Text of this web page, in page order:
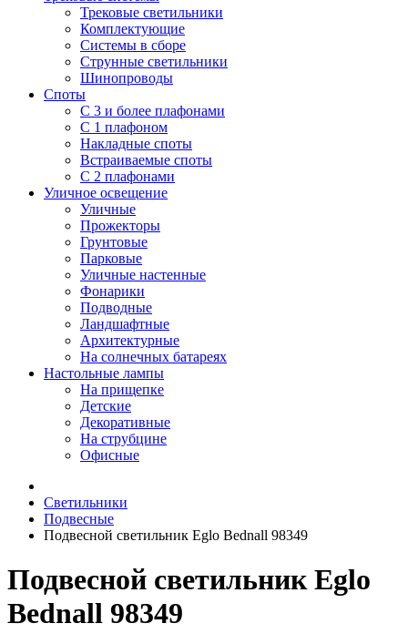
Трековые светильники
Комплектующие
Системы в сборе
Струнные светильники
Шинопроводы
Споты
С 3 и более плафонами
С 1 плафоном
Накладные споты
Встраиваемые споты
С 2 плафонами
Уличное освещение
Уличные
Прожекторы
Грунтовые
Парковые
Уличные настенные
Фонарики
Подводные
Ландшафтные
Архитектурные
На солнечных батареях
Настольные лампы
На прищепке
Детские
Декоративные
На струбцине
Офисные
Светильники
Подвесные
Подвесной светильник Eglo Bednall 98349
Подвесной светильник Eglo
Bednall 98349